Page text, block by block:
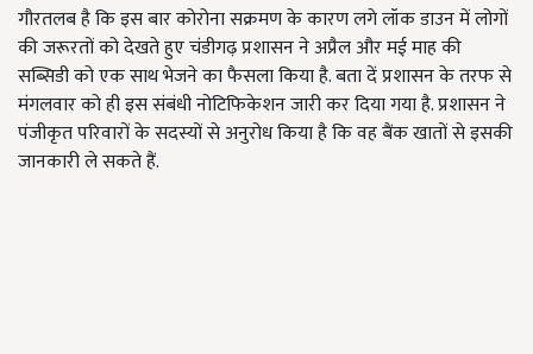
गौरतलब है कि इस बार कोरोना सक्रमण के कारण लगे लॉक डाउन में लोगों
की जरूरतों को देखते हुए चंडीगढ़ प्रशासन ने अप्रैल और मई माह की
सब्सिडी को एक साथ भेजने का फैसला किया है. बता दें प्रशासन के तरफ से
मंगलवार को ही इस संबंधी नोटिफिकेशन जारी कर दिया गया है. प्रशासन ने
पंजीकृत परिवारों के सदस्यों से अनुरोध किया है कि वह बैंक खातों से इसकी
जानकारी ले सकते हैं.